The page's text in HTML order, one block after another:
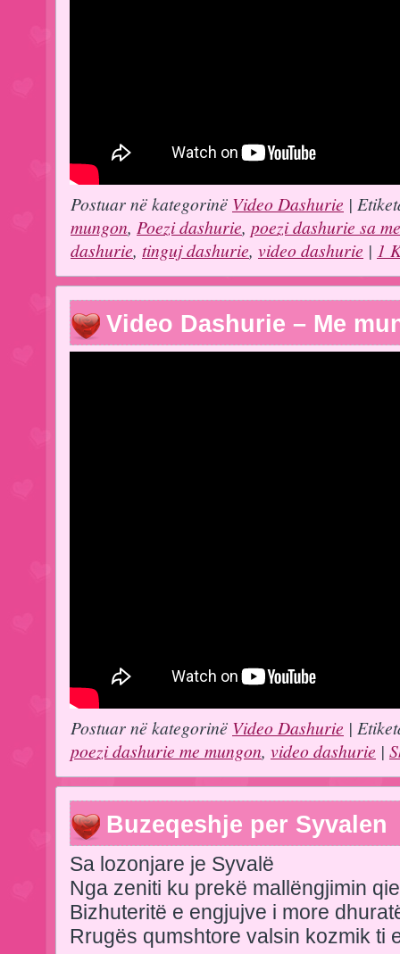
Postuar në kategorinë Video Dashurie |
mungon, Poezi dashurie, poezi dashurie sa
dashurie, tinguj dashurie, video dashurie | 1
Video Dashurie – Me
Postuar në kategorinë Video Dashurie |
poezi dashurie me mungon, video dashurie |
Buzeqeshje per Syvalen
Sa lozonjare je Syvalë
Nga zeniti ku prekë mallëngjimin
Bizhuteritë e engjujve i more
Rrugës qumshtore valsin kozmik ti